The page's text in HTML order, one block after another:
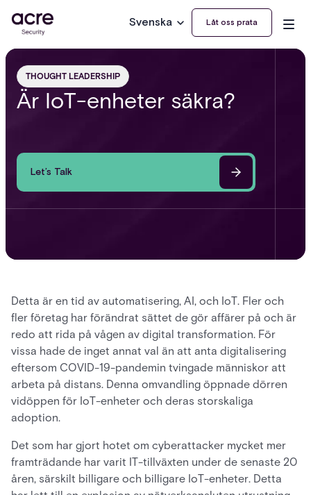
Svenska Låt oss prata
THOUGHT LEADERSHIP
Är IoT-enheter säkra?
Let’s Talk
Detta är en tid av automatisering, AI, och IoT. Fler och
fler företag har förändrat sättet de gör affärer på och är
redo att rida på vågen av digital transformation. För
vissa hade de inget annat val än att anta digitalisering
eftersom COVID-19-pandemin tvingade människor att
arbeta på distans. Denna omvandling öppnade dörren
vidöppen för IoT-enheter och deras storskaliga
adoption.
Det som har gjort hotet om cyberattacker mycket mer
framträdande har varit IT-tillväxten under de senaste 20
åren, särskilt billigare och billigare IoT-enheter. Detta